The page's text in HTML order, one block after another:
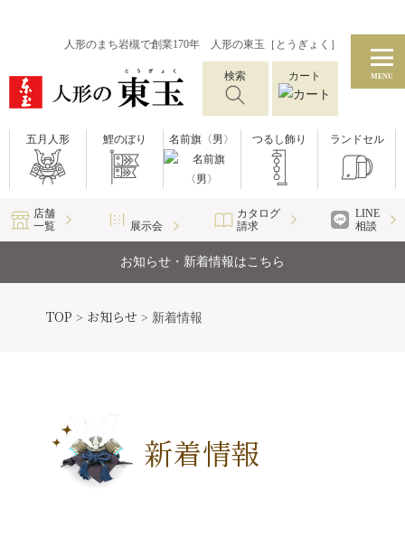
人形のまち岩槻で創業170年 人形の東玉［とうぎょく］
検索 カート MENU
五月人形 鯉のぼり 名前旗〈男〉 つるし飾り ランドセル
店舗
一覧
展示会
カタログ
請求
LINE
相談
お知らせ・新着情報はこちら
TOP > お知らせ > 新着情報
新着情報